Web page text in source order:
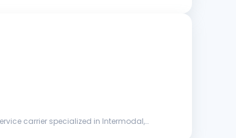
carrier specialized in Intermodal,